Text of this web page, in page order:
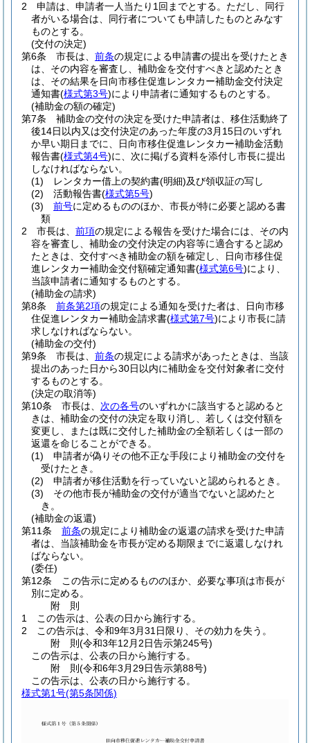
2
申請は、申請者一人当たり1回までとする。 ただし、同行
者がいる場合は、同行者についても申請したものとみなす
ものとする。
(交付の決定)
第6条
市長は、 前条の規定による申請書の提出を受けたとき
は、その内容を審査し、補助金を交付すべきと認めたとき
は、その結果を日向市移住促進レンタカー補助金交付決定
通知書(様式第3号)により申請者に通知するものとする。
(補助金の額の確定)
第7条
補助金の交付の決定を受けた申請者は、移住活動終了
後14日以内又は交付決定のあった年度の3月15日のいずれ
か早い期日までに、日向市移住促進レンタカー補助金活動
報告書(様式第4号)に、次に掲げる資料を添付し市長に提出
しなければならない。
(1)
レンタカー借上の契約書(明細)及び領収証の写し
(2)
活動報告書(様式第5号)
(3)
前号に定めるもののほか、市長が特に必要と認める書
類
2
市長は、 前項の規定による報告を受けた場合には、その内
容を審査し、補助金の交付決定の内容等に適合すると認め
たときは、交付すべき補助金の額を確定し、日向市移住促
進レンタカー補助金交付額確定通知書(様式第6号)により、
当該申請者に通知するものとする。
(補助金の請求)
第8条
前条第2項の規定による通知を受けた者は、日向市移
住促進レンタカー補助金請求書(様式第7号)により市長に請
求しなければならない。
(補助金の交付)
第9条
市長は、 前条の規定による請求があったときは、当該
提出のあった日から30日以内に補助金を交付対象者に交付
するものとする。
(決定の取消等)
第10条
市長は、 次の各号のいずれかに該当すると認めると
きは、補助金の交付の決定を取り消し、若しくは交付額を
変更し、または既に交付した補助金の全額若しくは一部の
返還を命じることができる。
(1)
申請者が偽りその他不正な手段により補助金の交付を
受けたとき。
(2)
申請者が移住活動を行っていないと認められるとき。
(3)
その他市長が補助金の交付が適当でないと認めたと
き。
(補助金の返還)
第11条
前条の規定により補助金の返還の請求を受けた申請
者は、当該補助金を市長が定める期限までに返還しなけれ
ばならない。
(委任)
第12条
この告示に定めるもののほか、必要な事項は市長が
別に定める。
附 則
1
この告示は、公表の日から施行する。
2
この告示は、令和9年3月31日限り、その効力を失う。
附 則(令和3年12月2日告示第245号)
この告示は、公表の日から施行する。
附 則(令和6年3月29日告示第88号)
この告示は、公表の日から施行する。
様式第1号(第5条関係)